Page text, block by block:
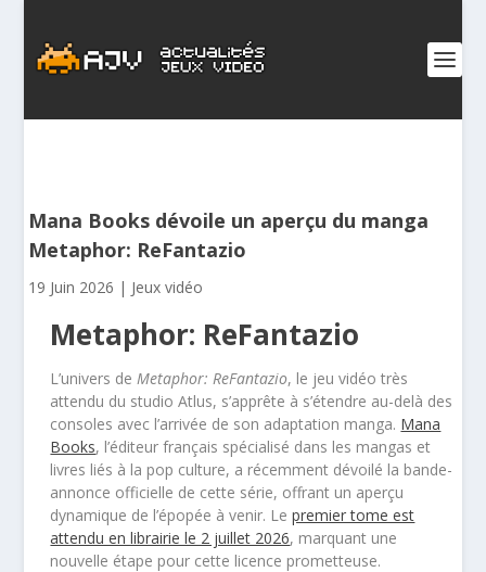
Mana Books dévoile un aperçu du manga
Metaphor: ReFantazio
19 Juin 2026 | Jeux vidéo
Metaphor: ReFantazio
L’univers deMetaphor: ReFantazio, le jeu vidéo très
attendu du studio Atlus, s’apprête à s’étendre au-delà des
consoles avec l’arrivée de son adaptation manga. Mana
Books, l’éditeur français spécialisé dans les mangas et
livres liés à la pop culture, a récemment dévoilé la bande-
annonce officielle de cette série, offrant un aperçu
dynamique de l’épopée à venir. Lepremier tome est
attendu en librairie le 2 juillet 2026, marquant une
nouvelle étape pour cette licence prometteuse.